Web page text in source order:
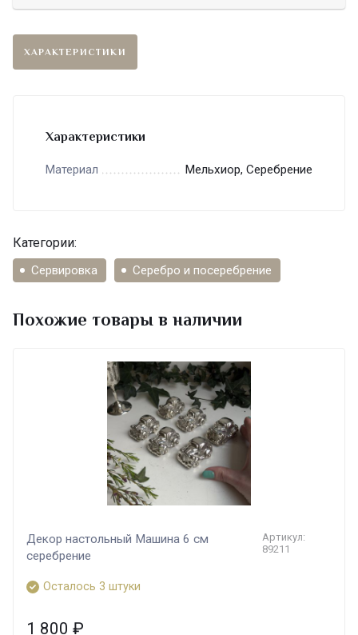
ХАРАКТЕРИСТИКИ
Характеристики
Материал Мельхиор, Серебрение
Категории:
Сервировка Серебро и посеребрение
Похожие товары в наличии
Декор настольный Машина 6 см
серебрение
Артикул:
89211
Осталось 3 штуки
1 800 ₽